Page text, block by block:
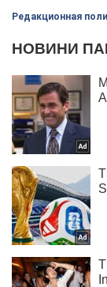
Редакционная